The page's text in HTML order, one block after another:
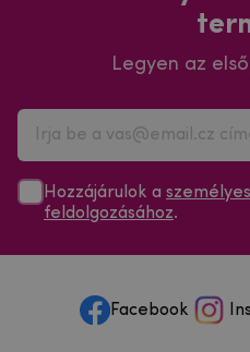
Legyen az
Hozzájárulok a
feldolgozásához.
Facebook